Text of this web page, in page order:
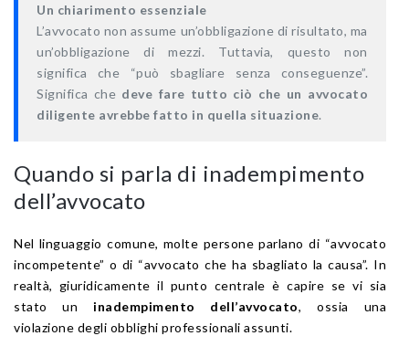
Un chiarimento essenziale
L’avvocato non assume un’obbligazione di risultato, ma
un’obbligazione di mezzi. Tuttavia, questo non
significa che “può sbagliare senza conseguenze”.
Significa che deve fare tutto ciò che un avvocato
diligente avrebbe fatto in quella situazione.
Quando si parla di inadempimento
dell’avvocato
Nel linguaggio comune, molte persone parlano di “avvocato
incompetente” o di “avvocato che ha sbagliato la causa”. In
realtà, giuridicamente il punto centrale è capire se vi sia
stato un inadempimento dell’avvocato, ossia una
violazione degli obblighi professionali assunti.